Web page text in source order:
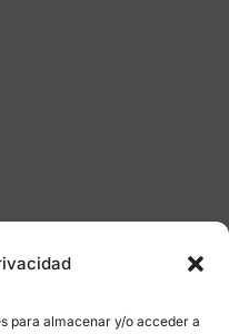
para almacenar y/o acceder a